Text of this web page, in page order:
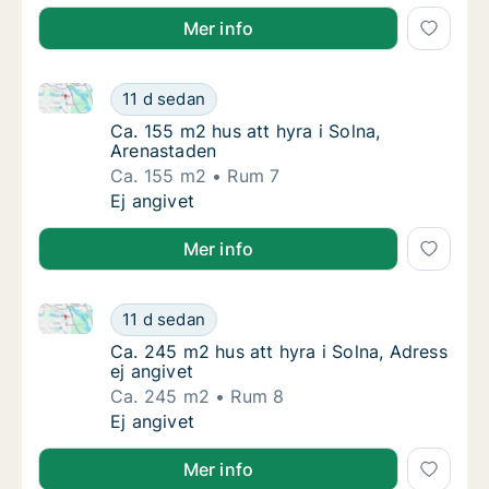
Mer info
Ca. 155 m2 hus att hyra i Solna,
11 d sedan
Ca. 155 m2 hus att hyra i Solna, Arenastaden
Ca. 155 m2 hus att hyra i Solna,
Ca. 155 m2 hus att hyra i Solna,
Arenastaden
Ca. 155 m2
Rum 7
Ca. 155 m2 hus att hyra i Solna,
Ej angivet
Mer info
Ca. 245 m2 hus att hyra i Solna, Adress ej
11 d sedan
Ca. 245 m2 hus att hyra i Solna, Adress ej angivet
Ca. 245 m2 hus att hyra i Solna, Adress ej
Ca. 245 m2 hus att hyra i Solna, Adress
ej angivet
Ca. 245 m2
Rum 8
Ca. 245 m2 hus att hyra i Solna, Adress ej
Ej angivet
Mer info